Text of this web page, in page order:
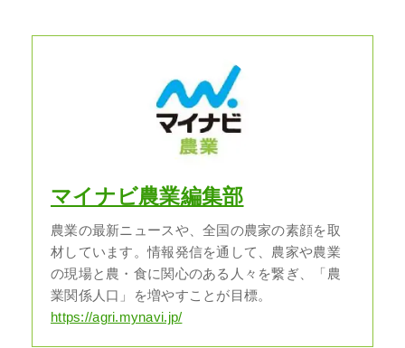
マイナビ農業編集部
農業の最新ニュースや、全国の農家の素顔を取
材しています。情報発信を通して、農家や農業
の現場と農・食に関心のある人々を繋ぎ、「農
業関係人口」を増やすことが目標。
https://agri.mynavi.jp/